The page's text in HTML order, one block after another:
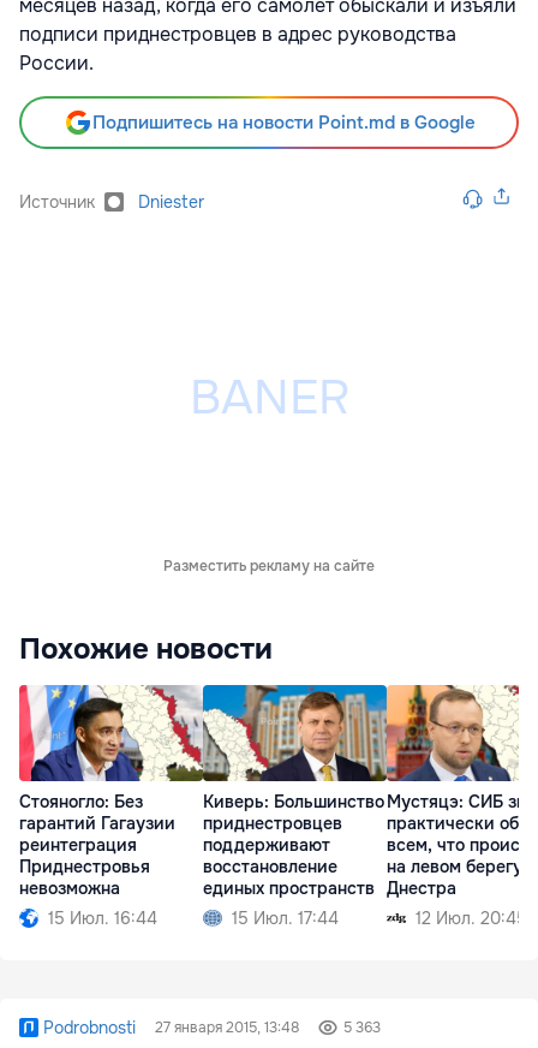
месяцев назад, когда его самолёт обыскали и изъяли
подписи приднестровцев в адрес руководства
России.
Подпишитесь на новости Point.md в Google
Источник Dniester
Разместить рекламу на сайте
Похожие новости
Стояногло: Без
гарантий Гагаузии
реинтеграция
Приднестровья
невозможна
15 Июл. 16:44
Киверь: Большинство
приднестровцев
поддерживают
восстановление
единых пространств
15 Июл. 17:44
Мустяцэ: СИБ
практически обо
всем, что
на левом берегу
Днестра
12 Июл. 20:45
Podrobnosti 27 января 2015, 13:48 5 363